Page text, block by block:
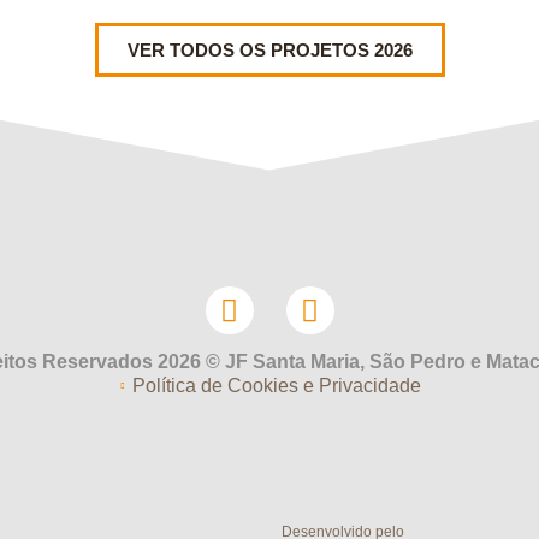
VER TODOS OS PROJETOS 2026
Reservados 2026 © JF Santa Maria, São Pedro e
Política de Cookies e Privacidade
Desenvolvido pelo